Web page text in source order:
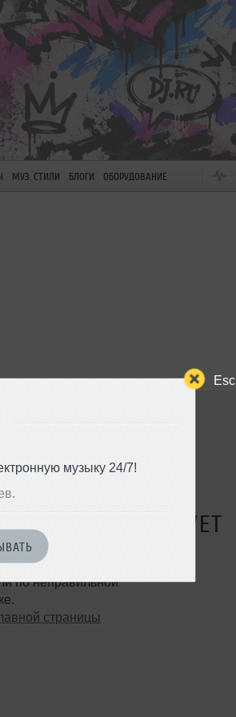
Esc
музыку 24/7!
МУЗ. СТИЛИ БЛОГИ ОБОРУДОВАНИЕ
НЕ СУЩЕСТВУЕТ
по неправильной
страницы